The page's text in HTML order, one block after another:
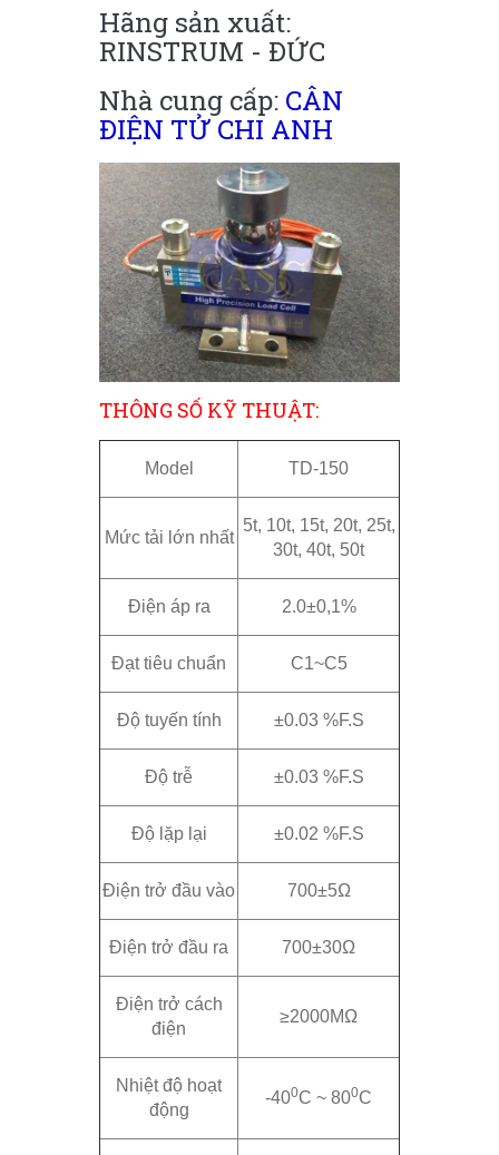
Hãng sản xuất:
RINSTRUM - ĐỨC
Nhà cung cấp: CÂN
ĐIỆN TỬ CHI ANH
THÔNG SỐ KỸ THUẬT:
Model TD-150
Mức tải lớn nhất
5t, 10t, 15t, 20t, 25t,
30t, 40t, 50t
Điện áp ra 2.0±0,1%
Đạt tiêu chuẩn C1~C5
Độ tuyến tính ±0.03 %F.S
Độ trễ ±0.03 %F.S
Độ lặp lại ±0.02 %F.S
Điện trở đầu vào 700±5Ω
Điện trở đầu ra 700±30Ω
Điện trở cách
điện
≥2000MΩ
Nhiệt độ hoạt
động
-400C ~ 800C